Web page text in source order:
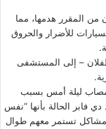
من المقرر هدمها، مما
للأضرار والحروق
– إلى المستشفى
مستشفى العيون في روتردام أنها استقبلت 18 مصاب ليلة أمس بسبب
فابر الحالة بأنها “نفس
مشاكل تستمر معهم طوال